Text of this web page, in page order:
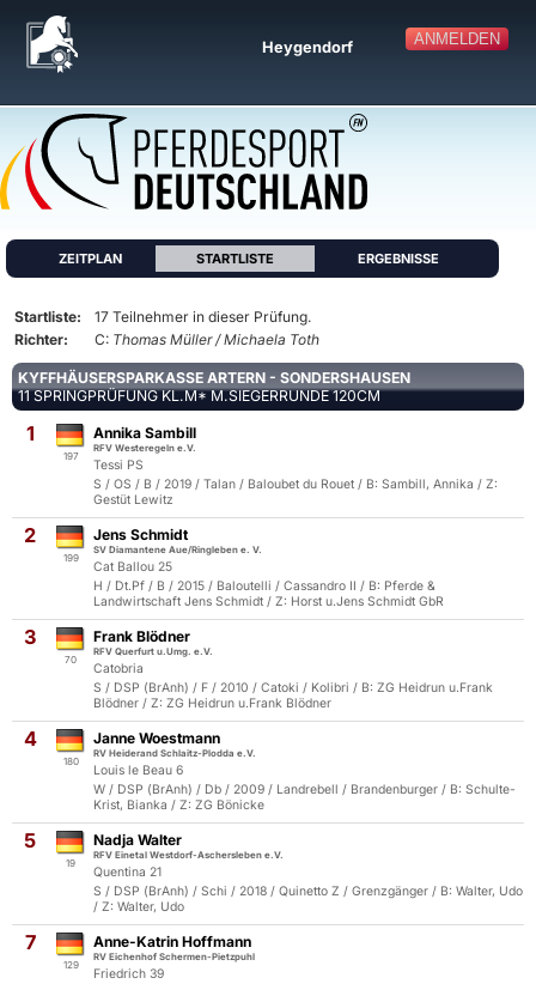
ANMELDEN
Heygendorf
ZEITPLAN STARTLISTE ERGEBNISSE
Startliste:
17 Teilnehmer in dieser Prüfung.
Richter:
C: Thomas Müller / Michaela Toth
KYFFHÄUSERSPARKASSE ARTERN - SONDERSHAUSEN
11 SPRINGPRÜFUNG KL.M* M.SIEGERRUNDE 120CM
1
197
Annika Sambill
RFV Westeregeln e.V.
Tessi PS
S / OS / B / 2019 / Talan / Baloubet du Rouet / B: Sambill, Annika / Z:
Gestüt Lewitz
2
199
Jens Schmidt
SV Diamantene Aue/Ringleben e. V.
Cat Ballou 25
H / Dt.Pf / B / 2015 / Baloutelli / Cassandro II / B: Pferde &
Landwirtschaft Jens Schmidt / Z: Horst u.Jens Schmidt GbR
3
70
Frank Blödner
RFV Querfurt u.Umg. e.V.
Catobria
S / DSP (BrAnh) / F / 2010 / Catoki / Kolibri / B: ZG Heidrun u.Frank
Blödner / Z: ZG Heidrun u.Frank Blödner
4
180
Janne Woestmann
RV Heiderand Schlaitz-Plodda e.V.
Louis le Beau 6
W / DSP (BrAnh) / Db / 2009 / Landrebell / Brandenburger / B: Schulte-
Krist, Bianka / Z: ZG Bönicke
5
19
Nadja Walter
RFV Einetal Westdorf-Aschersleben e.V.
Quentina 21
S / DSP (BrAnh) / Schi / 2018 / Quinetto Z / Grenzgänger / B: Walter, Udo
/ Z: Walter, Udo
7
129
Anne-Katrin Hoffmann
RV Eichenhof Schermen-Pietzpuhl
Friedrich 39